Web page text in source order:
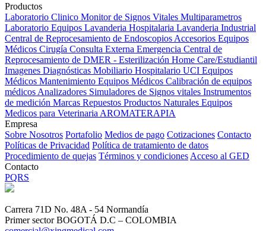
Productos
Laboratorio Clinico Monitor de Signos Vitales Multiparametros
Laboratorio Equipos Lavanderia Hospitalaria Lavanderia Industrial
Central de Reprocesamiento de Endoscopios Accesorios Equipos
Médicos Cirugía Consulta Externa Emergencia Central de
Reprocesamiento de DMER - Esterilización Home Care/Estudiantil
Imagenes Diagnósticas Mobiliario Hospitalario UCI Equipos
Médicos Mantenimiento Equipos Médicos Calibración de equipos
médicos Analizadores Simuladores de Signos vitales Instrumentos
de medición Marcas Repuestos Productos Naturales Equipos
Medicos para Veterinaria AROMATERAPIA
Empresa
Sobre Nosotros Portafolio Medios de pago Cotizaciones Contacto
Políticas de Privacidad Política de tratamiento de datos
Procedimiento de quejas Términos y condiciones Acceso al GED
Contacto
PQRS
Carrera 71D No. 48A - 54 Normandía
Primer sector BOGOTÁ D.C – COLOMBIA